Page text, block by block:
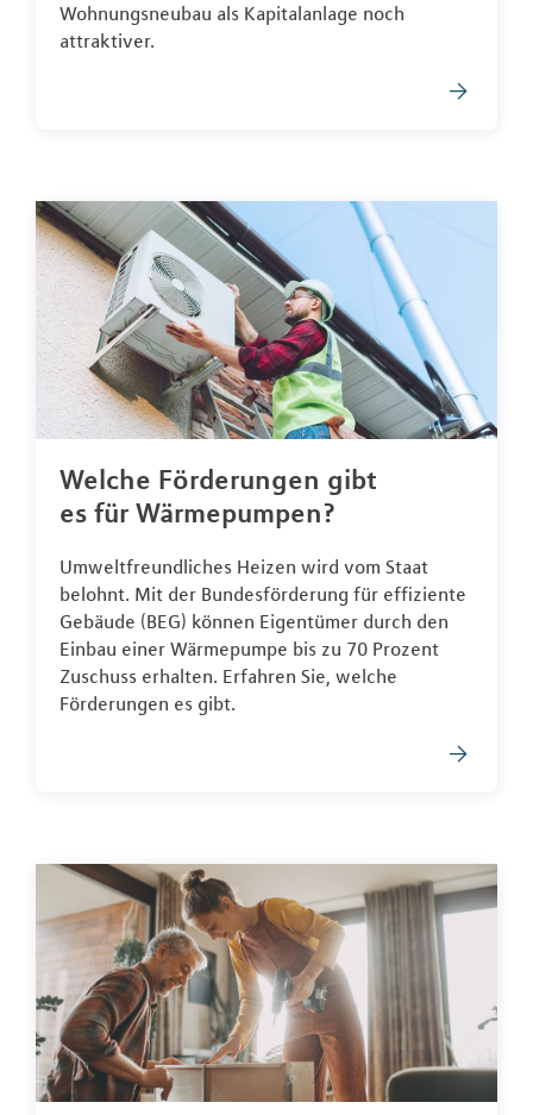
Wohnungsneubau als Kapitalanlage noch
attraktiver.
Welche Förderungen gibt
es für Wärmepumpen?
Umweltfreundliches Heizen wird vom Staat
belohnt. Mit der Bundesförderung für effiziente
Gebäude (BEG) können Eigentümer durch den
Einbau einer Wärmepumpe bis zu 70 Prozent
Zuschuss erhalten. Erfahren Sie, welche
Förderungen es gibt.